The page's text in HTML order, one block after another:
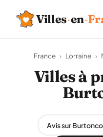
Villes·en·
France › Lorraine ›
Villes à
Avis sur